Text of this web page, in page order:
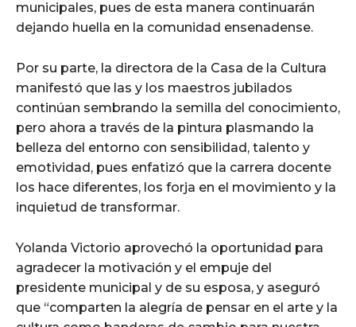
municipales, pues de esta manera continuarán
dejando huella en la comunidad ensenadense.
Por su parte, la directora de la Casa de la Cultura
manifestó que las y los maestros jubilados
continúan sembrando la semilla del conocimiento,
pero ahora a través de la pintura plasmando la
belleza del entorno con sensibilidad, talento y
emotividad, pues enfatizó que la carrera docente
los hace diferentes, los forja en el movimiento y la
inquietud de transformar.
Yolanda Victorio aprovechó la oportunidad para
agradecer la motivación y el empuje del
presidente municipal y de su esposa, y aseguró
que “comparten la alegría de pensar en el arte y la